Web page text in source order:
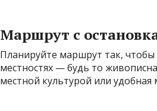
Маршрут с
Планируйте маршрут так,
местностях — будь то
местной культурой или